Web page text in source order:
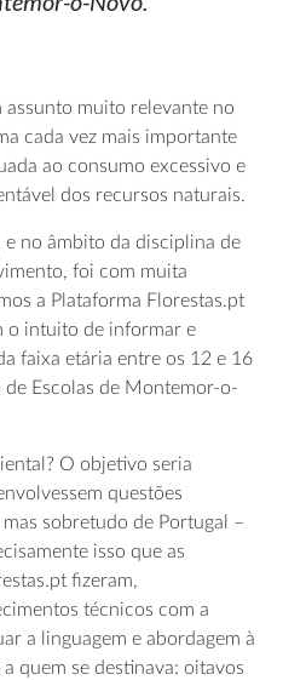
assunto muito relevante no
cada vez mais importante
ao consumo excessivo e
dos recursos naturais.
e no âmbito da disciplina de
foi com muita
a Plataforma Florestas.pt
o intuito de informar e
faixa etária entre os 12 e 16
Escolas de Montemor-o-
O objetivo seria
questões
sobretudo de Portugal –
isso que as
fizeram,
técnicos com a
a linguagem e abordagem à
quem se destinava: oitavos